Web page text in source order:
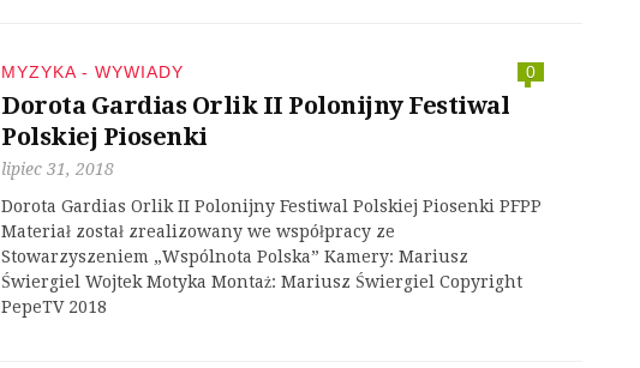
MYZYKA - WYWIADY 0
Dorota Gardias Orlik II Polonijny Festiwal
Polskiej Piosenki
lipiec 31, 2018
Dorota Gardias Orlik II Polonijny Festiwal Polskiej Piosenki PFPP
Materiał został zrealizowany we współpracy ze
Stowarzyszeniem „Wspólnota Polska” Kamery: Mariusz
Świergiel Wojtek Motyka Montaż: Mariusz Świergiel Copyright
PepeTV 2018